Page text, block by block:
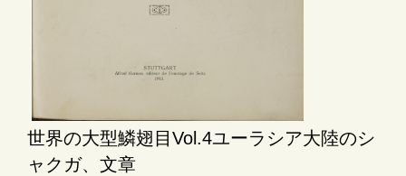
世界の大型鱗翅目Vol.4ユーラシア大陸のシ
ャクガ、文章